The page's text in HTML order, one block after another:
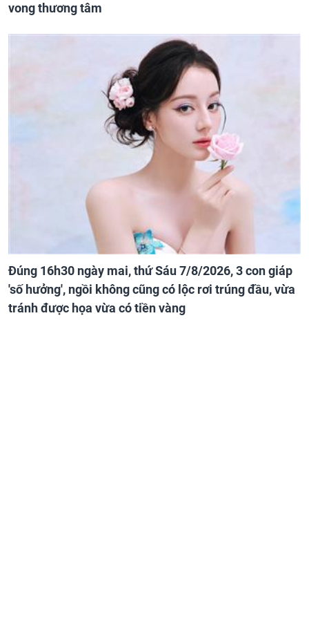
vong thương tâm
Đúng 16h30 ngày mai, thứ Sáu 7/8/2026, 3 con giáp
'số hưởng', ngồi không cũng có lộc rơi trúng đầu, vừa
tránh được họa vừa có tiền vàng